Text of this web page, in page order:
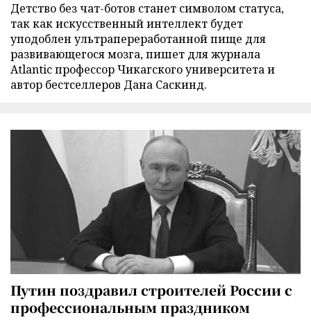
Детство без чат-ботов станет символом статуса,
так как искусственный интеллект будет
уподоблен ультрапереработанной пище для
развивающегося мозга, пишет для журнала
Atlantic профессор Чикагского университета и
автор бестселлеров Дана Саскинд.
Путин поздравил строителей России с
профессиональным праздником